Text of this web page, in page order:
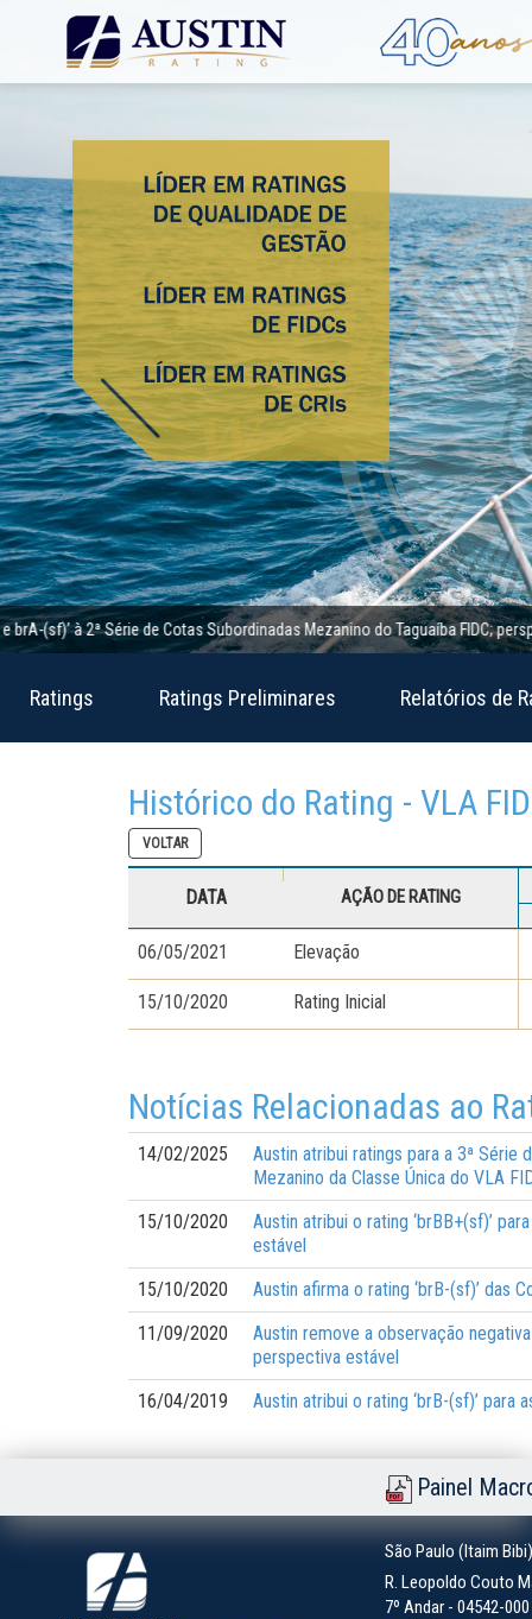
à 2ª Série de Cotas Subordinadas Mezanino do Taguaíba FIDC; perspectiva
Ratings Ratings Preliminares Relatórios de
Histórico do Rating - VLA
VOLTAR
DATA AÇÃO DE RATING
06/05/2021 Elevação
15/10/2020 Rating Inicial
Notícias Relacionadas ao
14/02/2025
Austin atribui ratings para a 3ª Série
Mezanino da Classe Única do VLA
15/10/2020
Austin atribui o rating ‘brBB+(sf)’
estável
15/10/2020
Austin afirma o rating ‘brB-(sf)’ das
11/09/2020
Austin remove a observação
perspectiva estável
16/04/2019
Austin atribui o rating ‘brB-(sf)’ para
Painel
São Paulo (Itaim Bibi)
R. Leopoldo Couto
7º Andar - 04542-